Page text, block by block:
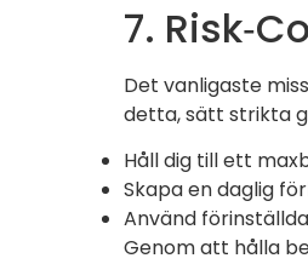
7.
Det vanligaste
detta, sätt strikta
Håll dig till ett
Skapa en daglig
Använd
Genom att hålla